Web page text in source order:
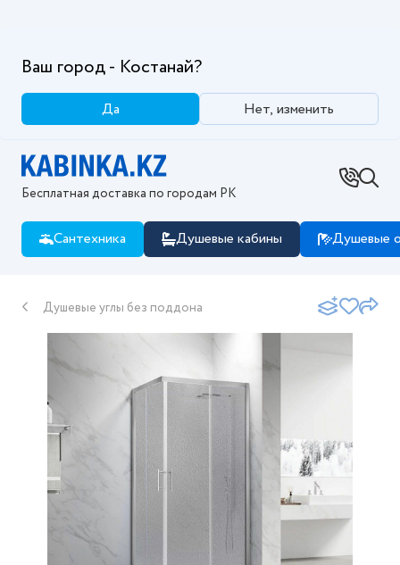
Ваш город - Костанай?
Да Нет, изменить
Бесплатная доставка по городам РК
Сантехника Душевые кабины Душевые
Душевые углы без поддона